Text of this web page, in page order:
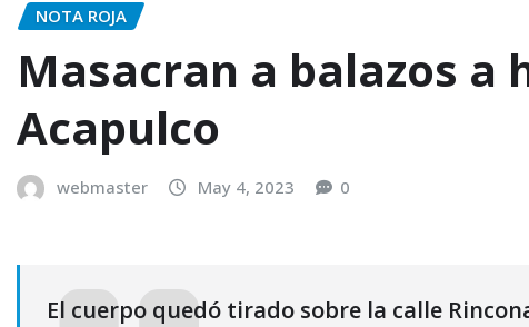
NOTA ROJA
Masacran a balazos
Acapulco
webmaster May 4, 2023 0
El cuerpo quedó tirado sobre la calle